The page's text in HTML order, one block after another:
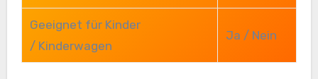
Geeignet für Kinder
/ Kinderwagen
Ja / Nein